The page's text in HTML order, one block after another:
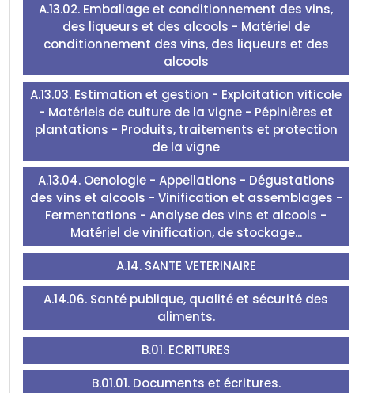
A.13.02. Emballage et conditionnement des vins,
des liqueurs et des alcools - Matériel de
conditionnement des vins, des liqueurs et des
alcools
A.13.03. Estimation et gestion - Exploitation viticole
- Matériels de culture de la vigne - Pépinières et
plantations - Produits, traitements et protection
de la vigne
A.13.04. Oenologie - Appellations - Dégustations
des vins et alcools - Vinification et assemblages -
Fermentations - Analyse des vins et alcools -
Matériel de vinification, de stockage...
A.14. SANTE VETERINAIRE
A.14.06. Santé publique, qualité et sécurité des
aliments.
B.01. ECRITURES
B.01.01. Documents et écritures.